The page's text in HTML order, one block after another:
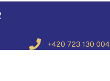
+420 723 130 004